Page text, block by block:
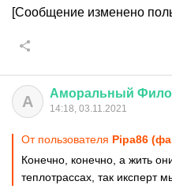
[Сообщение изменено
А Аморальный
14:18, 03.11.2021
От пользователя Pipa86
Конечно, конечно, а жить
теплотрассах, так иксперт